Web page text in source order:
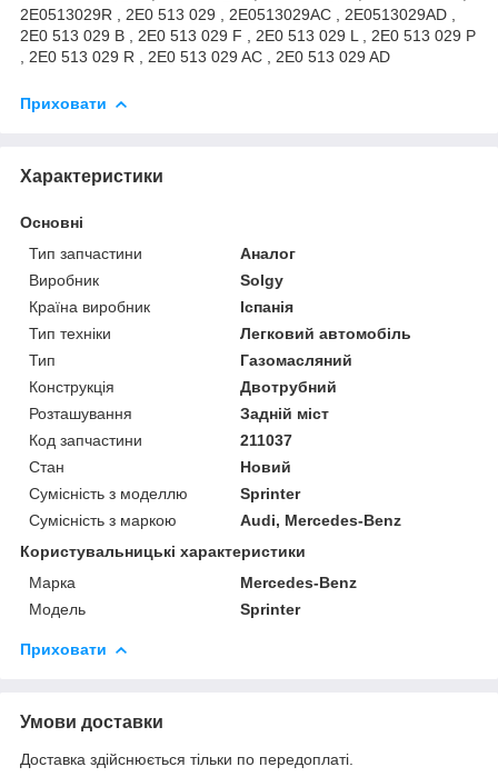
2E0513029R , 2E0 513 029 , 2E0513029AC , 2E0513029AD ,
2E0 513 029 B , 2E0 513 029 F , 2E0 513 029 L , 2E0 513 029 P
, 2E0 513 029 R , 2E0 513 029 AC , 2E0 513 029 AD
Приховати
Характеристики
Основні
Тип запчастини
Аналог
Виробник
Solgy
Країна виробник
Іспанія
Тип техніки
Легковий автомобіль
Тип
Газомасляний
Конструкція
Двотрубний
Розташування
Задній міст
Код запчастини
211037
Стан
Новий
Сумісність з моделлю
Sprinter
Сумісність з маркою
Audi, Mercedes-Benz
Користувальницькі характеристики
Марка
Mercedes-Benz
Модель
Sprinter
Приховати
Умови доставки
Доставка здійснюється тільки по передоплаті.